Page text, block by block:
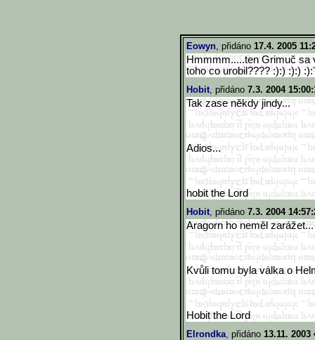
Eowyn, přidáno 17.4. 2005
Hmmmm.....ten Grimuč sa
toho co urobil???? :):) :):)
Hobit, přidáno 7.3. 2004
Tak zase někdy jindy...
Adios...
hobit the Lord
Hobit, přidáno 7.3. 2004
Aragorn ho neměl zarážet...
Kvůli tomu byla válka o
Hobit the Lord
Elrondka, přidáno 13.11. 2003